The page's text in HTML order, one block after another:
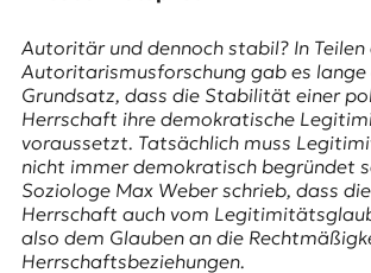
k
o
d
e
r
Autoritär und dennoch stabil? In Teilen
Autoritarismusforschung gab es lange
Grundsatz, dass die Stabilität einer
Herrschaft ihre demokratische
voraussetzt. Tatsächlich muss
nicht immer demokratisch begründet
Soziologe Max Weber schrieb, dass
Herrschaft auch vom Legitimitäts
also dem Glauben an die
Herrschaftsbeziehungen.